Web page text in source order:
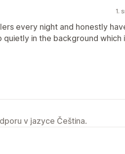
1.
every night and honestly
in the background which
v jazyce Čeština.